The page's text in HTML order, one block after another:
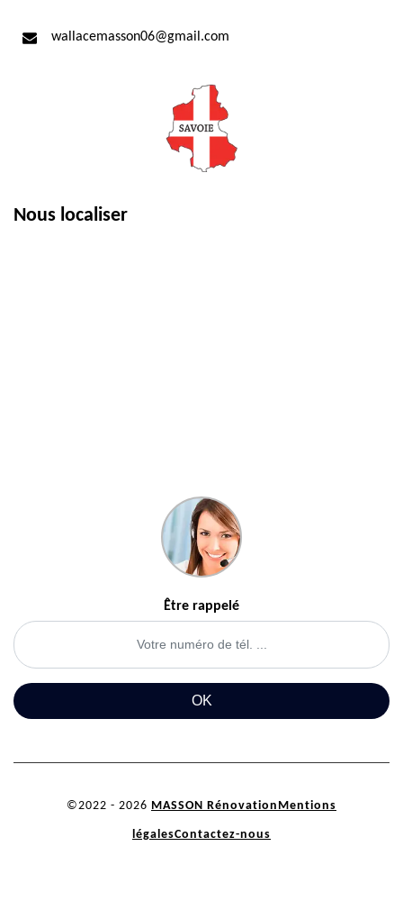
wallacemasson06@gmail.com
Nous localiser
Être rappelé
©2022 - 2026 MASSON Rénovation Mentions
légalesContactez-nous